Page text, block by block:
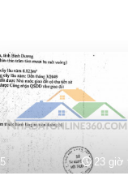
5 23 giờ